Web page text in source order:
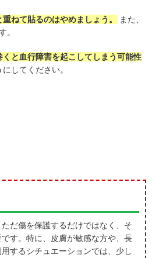
ねて貼るのはやめましょう。
また、
。
くと血行障害を起こしてしまう可能性
してください。
だ傷を保護するだけではなく、そ
す。特に、皮膚が敏感な方や、長
するシチュエーションでは、少し